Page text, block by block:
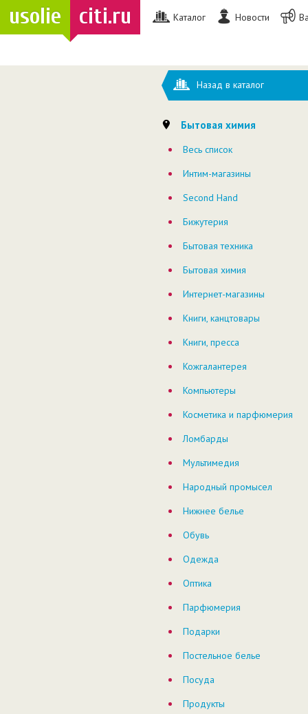
usolie citi.ru Каталог Новости
Назад в каталог
Бытовая химия
Весь список
Интим-магазины
Second Hand
Бижутерия
Бытовая техника
Бытовая химия
Интернет-магазины
Книги, канцтовары
Книги, пресса
Кожгалантерея
Компьютеры
Косметика и парфюмерия
Ломбарды
Мультимедия
Народный промысел
Нижнее белье
Обувь
Одежда
Оптика
Парфюмерия
Подарки
Постельное белье
Посуда
Продукты